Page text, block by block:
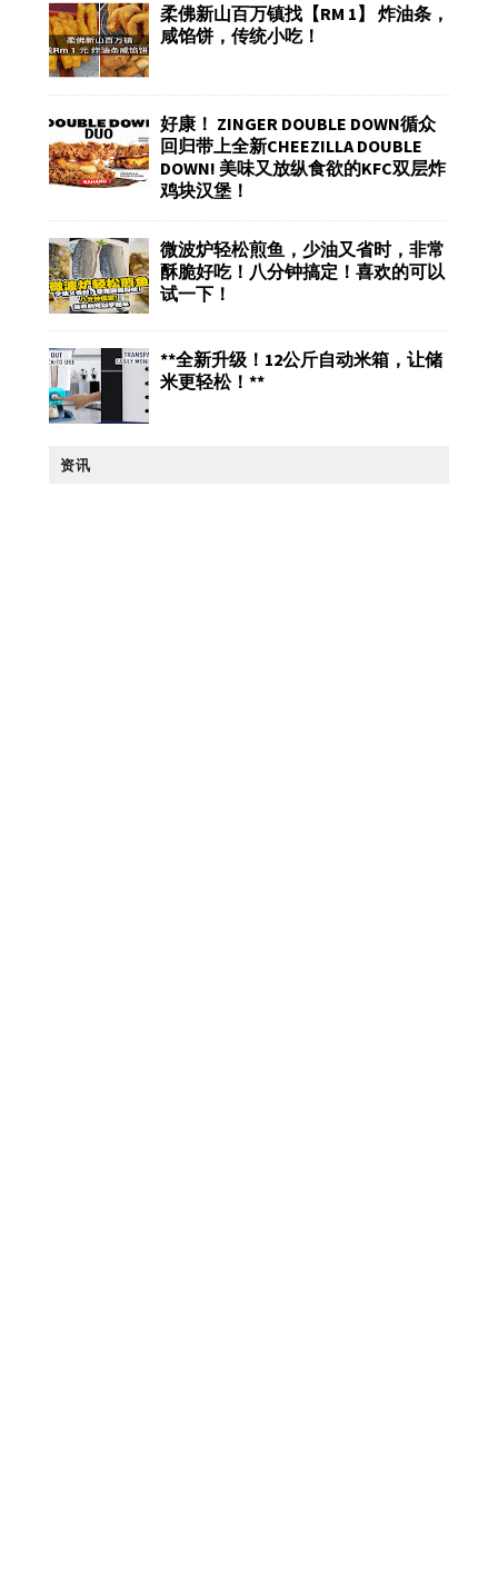
柔佛新山百万镇找【RM 1】 炸油条，
咸馅饼，传统小吃！
好康！ ZINGER DOUBLE DOWN循众
回归带上全新CHEEZILLA DOUBLE
DOWN! 美味又放纵食欲的KFC双层炸
鸡块汉堡！
微波炉轻松煎鱼，少油又省时，非常
酥脆好吃！八分钟搞定！喜欢的可以
试一下！
**全新升级！12公斤自动米箱，让储
米更轻松！**
资讯